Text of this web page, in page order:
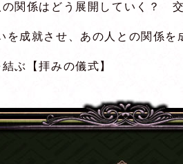
の関係はどう展開していく？
を成就させ、あの人との関係を
ぶ【拝みの儀式】